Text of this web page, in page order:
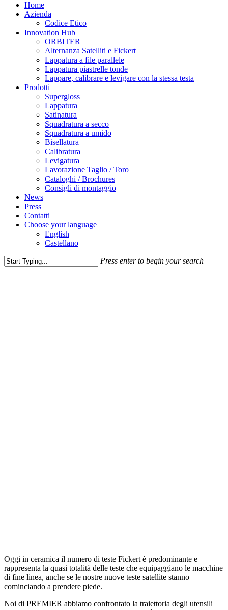
Home
Azienda
Codice Etico
Innovation Hub
ORBITER
Alternanza Satelliti e Fickert
Lappatura a file parallele
Lappatura piastrelle tonde
Lappare, calibrare e levigare con la stessa testa
Prodotti
Supergloss
Lappatura
Satinatura
Squadratura a secco
Squadratura a umido
Bisellatura
Calibratura
Levigatura
Lavorazione Taglio / Toro
Cataloghi / Brochures
Consigli di montaggio
News
Press
Contatti
Choose your language
English
Castellano
Press enter to begin your search
Oggi in ceramica il numero di teste Fickert è predominante e
rappresenta la quasi totalità delle teste che equipaggiano le macchine
di fine linea, anche se le nostre nuove teste satellite stanno
cominciando a prendere piede.
Noi di PREMIER abbiamo confrontato la traiettoria degli utensili